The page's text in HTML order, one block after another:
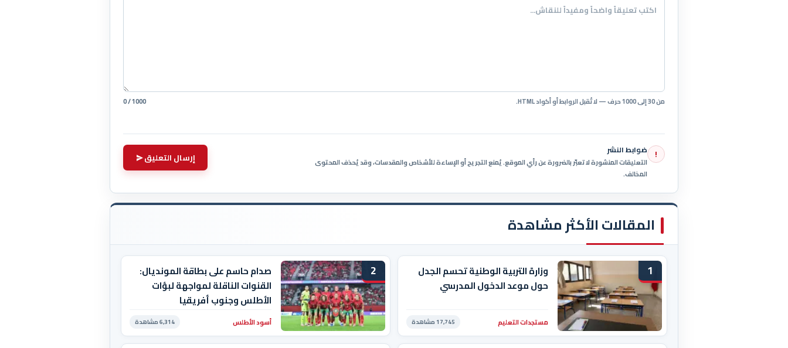
من 30 إلى 1000 حرف — لا تُقبل الروابط أو أكواد HTML. 0 / 1000
! ضوابط النشر
التعليقات المنشورة لا تعبّر بالضرورة عن رأي الموقع. يُمنع التجريح أو الإساءة للأشخاص والمقدسات، وقد يُحذف المحتوى
المخالف.
إرسال التعليق
المقالات الأكثر مشاهدة
1
وزارة التربية الوطنية تحسم الجدل
حول موعد الدخول المدرسي
مستجدات التعليم 17,745 مشاهدة
2
صدام حاسم على بطاقة المونديال:
القنوات الناقلة لمواجهة لبؤات
الأطلس وجنوب أفريقيا
أسود الأطلس 6,314 مشاهدة